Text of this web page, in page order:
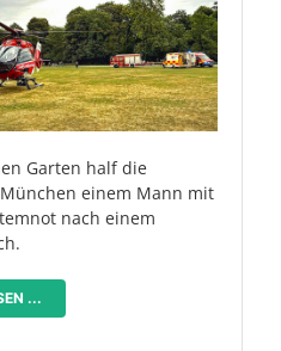
Garten half die
einem Mann mit
nach einem
...